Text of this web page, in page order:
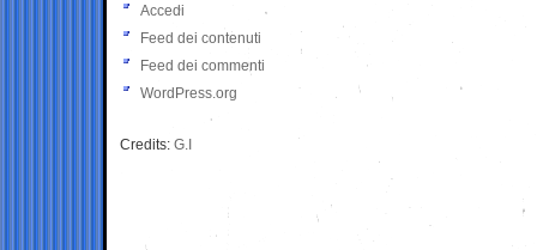
Accedi
Feed dei contenuti
Feed dei commenti
WordPress.org
Credits: G.I